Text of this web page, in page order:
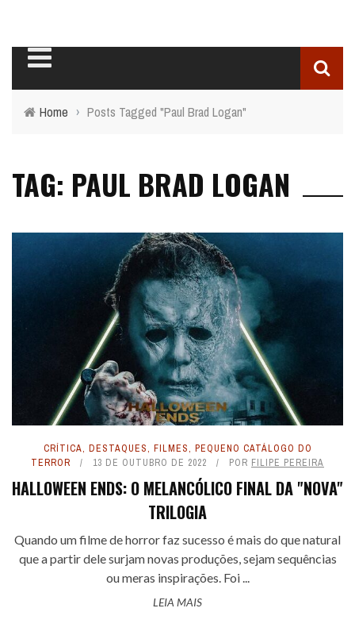
Home › Posts Tagged "Paul Brad Logan"
TAG: PAUL BRAD LOGAN
CRÍTICA, DESTAQUES, FILMES, PEQUENO CATÁLOGO DO
TERROR
13 DE OUTUBRO DE 2022 POR FILIPE PEREIRA
HALLOWEEN ENDS: O MELANCÓLICO FINAL DA "NOVA"
TRILOGIA
Quando um filme de horror faz sucesso é mais do que natural
que a partir dele surjam novas produções, sejam sequências
ou meras inspirações. Foi ...
LEIA MAIS